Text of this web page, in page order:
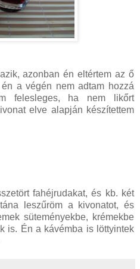
azonban én eltértem az ő
a végén nem adtam hozzá
felesleges, ha nem likőrt
elve alapján készítettem
fahéjrudakat, és kb. két
leszűröm a kivonatot, és
süteményekbe, krémekbe
is. Én a kávémba is löttyintek